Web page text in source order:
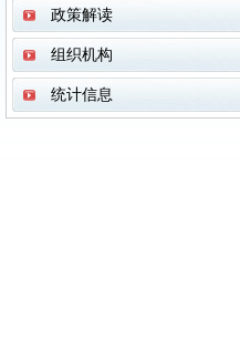
政策解读
组织机构
统计信息